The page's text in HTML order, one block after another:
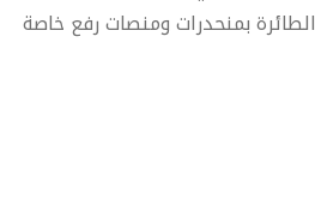
بمنحدرات ومنصات رفع خاصة